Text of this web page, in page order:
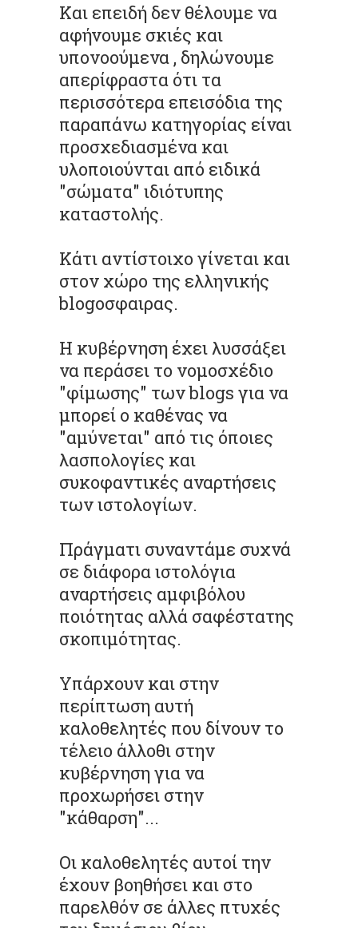
Και επειδή δεν θέλουμε να
αφήνουμε σκιές και
υπονοούμενα , δηλώνουμε
απερίφραστα ότι τα
περισσότερα επεισόδια της
παραπάνω κατηγορίας είναι
προσχεδιασμένα και
υλοποιούνται από ειδικά
"σώματα" ιδιότυπης
καταστολής.
Κάτι αντίστοιχο γίνεται και
στον χώρο της ελληνικής
blogoσφαιρας.
Η κυβέρνηση έχειλυσσάξει
να περάσει το νομοσχέδιο
"φίμωσης" των blogs για να
μπορεί ο καθένας να
"αμύνεται" από τις όποιες
λασπολογίες και
συκοφαντικές αναρτήσεις
τωνιστολογίων.
Πράγματι συναντάμε συχνά
σε διάφοραιστολόγια
αναρτήσεις αμφιβόλου
ποιότητας αλλά σαφέστατης
σκοπιμότητας.
Υπάρχουν και στην
περίπτωση αυτή
καλοθελητές που δίνουν το
τέλειο άλλοθι στην
κυβέρνηση για να
προχωρήσει στην
"κάθαρση"...
Οι καλοθελητές αυτοί την
έχουν βοηθήσει και στο
παρελθόν σε άλλες πτυχές